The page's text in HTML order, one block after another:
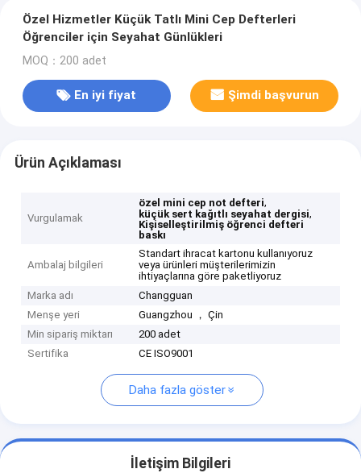
Özel Hizmetler Küçük Tatlı Mini Cep Defterleri
Öğrenciler için Seyahat Günlükleri
MOQ：200 adet
En iyi fiyat Şimdi başvurun
Ürün Açıklaması
Vurgulamak
özel mini cep not defteri,
küçük sert kağıtlı seyahat dergisi,
Kişiselleştirilmiş öğrenci defteri
baskı
Ambalaj bilgileri
Standart ihracat kartonu kullanıyoruz
veya ürünleri müşterilerimizin
ihtiyaçlarına göre paketliyoruz
Marka adı
Changguan
Menşe yeri
Guangzhou ， Çin
Min sipariş miktarı
200 adet
Sertifika
CE ISO9001
Daha fazla göster
İletişim Bilgileri